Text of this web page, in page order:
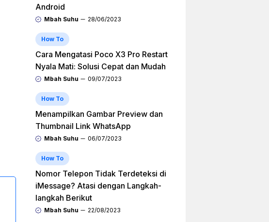
Android
Mbah Suhu 28/06/2023
How To
Cara Mengatasi Poco X3 Pro Restart
Nyala Mati: Solusi Cepat dan Mudah
Mbah Suhu 09/07/2023
How To
Menampilkan Gambar Preview dan
Thumbnail Link WhatsApp
Mbah Suhu 06/07/2023
How To
Nomor Telepon Tidak Terdeteksi di
iMessage? Atasi dengan Langkah-
langkah Berikut
Mbah Suhu 22/08/2023